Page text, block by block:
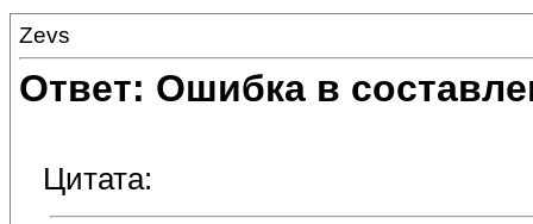
Zevs
Ответ: Ошибка в
Цитата: